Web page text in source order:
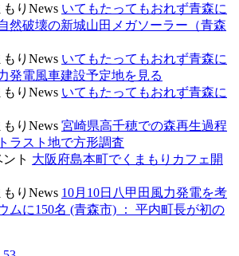
もりNews いてもたってもおれず青森に
然破壊の新城山田メガソーラー（青森
もりNews いてもたってもおれず青森に
発電風車建設予定地を見る
もりNews いてもたってもおれず青森に
もりNews 宮崎県高千穂での森再生過程
ラスト地で方形調査
ト 大阪府島本町でくまもりカフェ開
もりNews 10月10日八甲田風力発電を考
ムに150名 (青森市) ： 平内町長が初の